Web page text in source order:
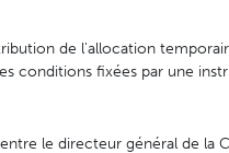
de l'allocation
conditions fixées par une
le directeur général de la